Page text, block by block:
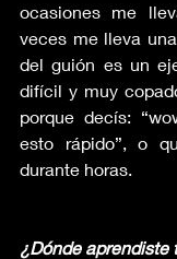
ocasiones me
veces me lleva
del guión es un
difícil y muy
porque decís:
esto rápido”, o
durante horas.
¿Dónde aprendiste